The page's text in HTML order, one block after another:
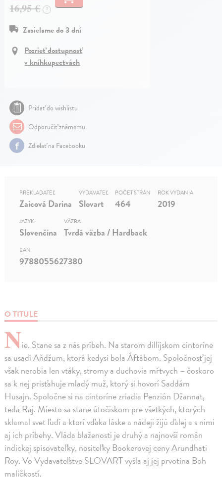
16,95 € ?
Zasielame do 3 dní
Pozrieť dostupnosť
v kníhkupectvách
Pridať do wishlistu
Odporučiť známemu
Zdielať na Facebooku
O TITULE
Nie. Stane sa z nás príbeh. Na starom dillíjskom cintoríne
sa usadí Aňdžum, ktorá kedysi bola Áftábom. Spoločnosť jej
však nerobia len vtáky, stromy a duchovia mŕtvych – čoskoro
sa k nej prisťahuje mladý muž, ktorý si hovorí Saddám
Husajn. Spoločne si na cintoríne zriadia Penzión Džannat,
teda Raj. Miesto sa stane útočiskom pre všetkých, ktorých
sklamal svet ľudí a ktorí vďaka láske a nádeji žijú ďalej a s nimi
aj ich príbehy. Vláda blaženosti je druhý a najnovší román
indickej spisovateľky, nositeľky Bookerovej ceny Arundhati
Roy. Vo Vydavateľstve SLOVART vyšla aj jej prvotina Boh
maličkostí.
PREKLADATEĽ
Zaicová Darina
VYDAVATEĽ
Slovart
POČET STRÁN
464
ROK VYDANIA
2019
JAZYK
Slovenčina
VÄZBA
Tvrdá väzba / Hardback
EAN
9788055627380